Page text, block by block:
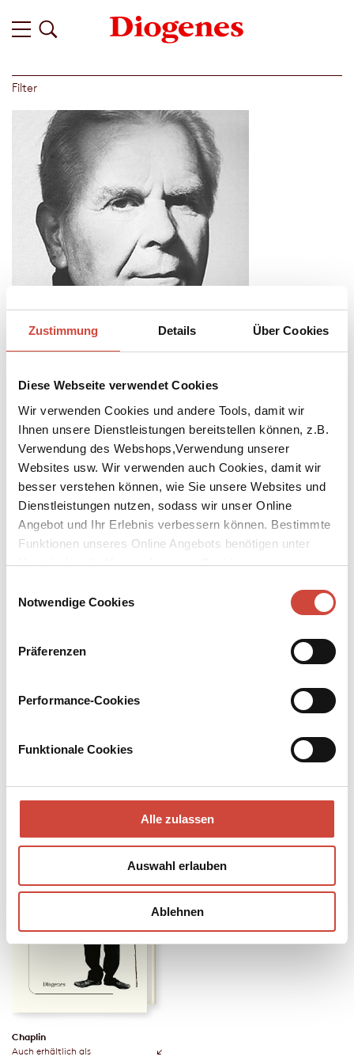
Zustimmung Details Über Cookies
Diese Webseite verwendet Cookies
Wir verwenden Cookies und andere Tools, damit wir
Ihnen unsere Dienstleistungen bereitstellen können, z.B.
Verwendung des Webshops,Verwendung unserer
Websites usw. Wir verwenden auch Cookies, damit wir
besser verstehen können, wie Sie unsere Websites und
Dienstleistungen nutzen, sodass wir unser Online
Angebot und Ihr Erlebnis verbessern können. Bestimmte
Funktionen unseres Online Angebots benötigen unter
Umständen die Verwendung von Cookies von
Notwendige Cookies
Präferenzen
Performance-Cookies
Funktionale Cookies
Alle zulassen
Auswahl erlauben
Ablehnen
Filter
Foto: © Victor Skrebneski
Download Bilddatei
David Robinson
David Robinson, geboren 1930 in Lincoln, ist ein englischer
Filmkritiker und Autor. Er verantwortete das Ressort Film bei der
›Financial Times‹ und später bei der ›Times‹. Neben einer
Filmfestivals. Er ist der offizielle Biograph Charlie Chaplins.
Robinson lebt in Bath, Somerset.
Verfilmungen
Chaplin
Auch erhältlich als